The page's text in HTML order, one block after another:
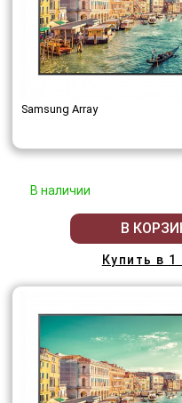
Samsung Array
В наличии
В
Купить в 1